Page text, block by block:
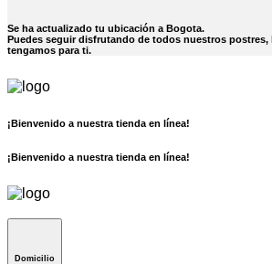
Se ha actualizado tu ubicación a Bogota.
Puedes seguir disfrutando de todos nuestros postres,
tengamos para ti.
¡Bienvenido a nuestra tienda en línea!
¡Bienvenido a nuestra tienda en línea!
Domicilio